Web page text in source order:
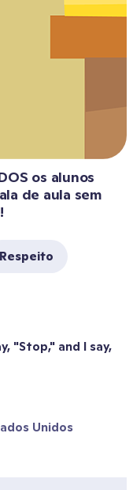
os alunos
de aula sem
Respeito
"Stop," and I say,
Unidos